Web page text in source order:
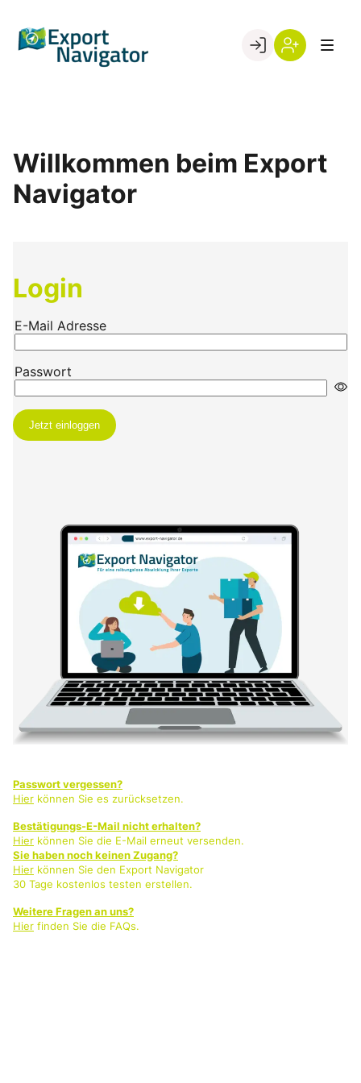
content
Go to landing page.
Willkommen beim Export
Navigator
Login
Passwort vergessen?
Hier können Sie es zurücksetzen.
Bestätigungs-E-Mail nicht erhalten?
Hier können Sie die E-Mail erneut versenden.
Sie haben noch keinen Zugang?
Hier können Sie den Export Navigator
30 Tage kostenlos testen erstellen.
Weitere Fragen an uns?
Hier finden Sie die FAQs.